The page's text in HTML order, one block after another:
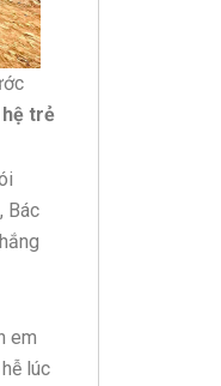
trẻ
Bác
em
lúc